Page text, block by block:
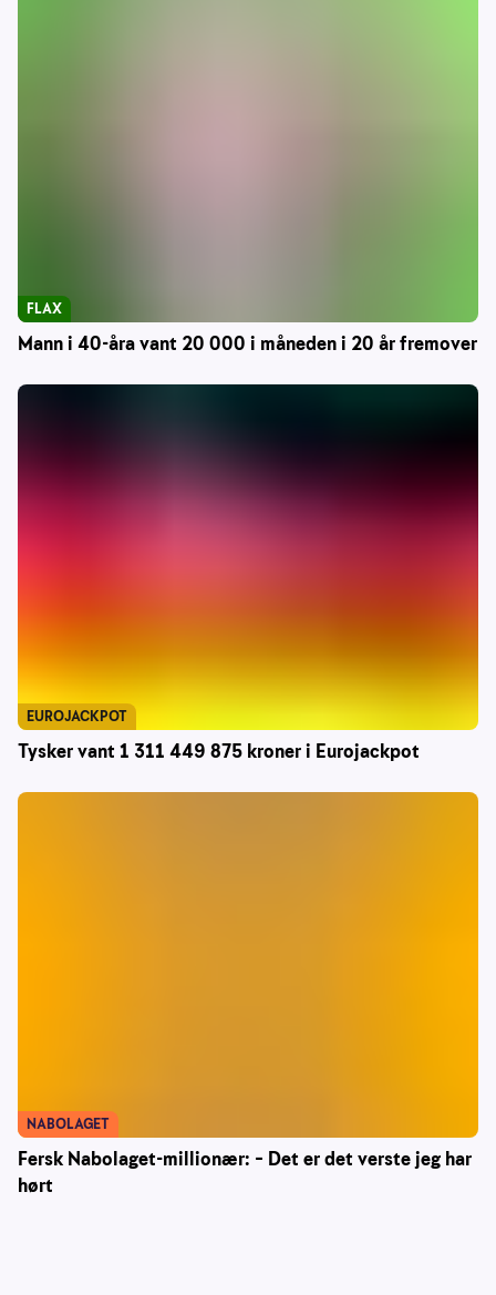
Mann i 40-åra vant 20 000 i måneden i 20 år fremover
FLAX
Tysker vant 1 311 449 875 kroner i Eurojackpot
EUROJACKPOT
Fersk Nabolaget-millionær: – Det er det verste jeg har
hørt
NABOLAGET